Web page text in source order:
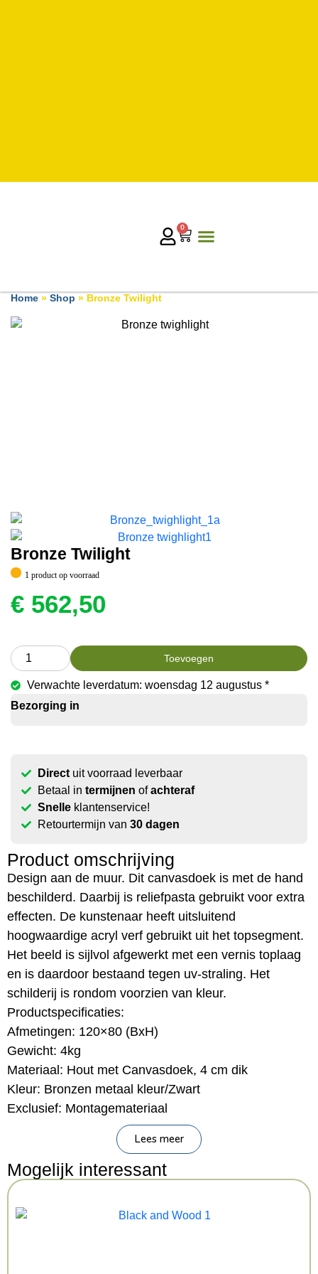
0
Home » Shop » Bronze Twilight
Bronze Twilight
1 product op voorraad
€ 562,50
Toevoegen
Verwachte leverdatum: woensdag 12 augustus *
Bezorging in
Directuit voorraad leverbaar
Betaal in termijnen ofachteraf
Snelleklantenservice!
Retourtermijn van 30 dagen
Product omschrijving
Design aan de muur. Dit canvasdoek is met de hand
beschilderd. Daarbij is reliefpasta gebruikt voor extra
effecten. De kunstenaar heeft uitsluitend
hoogwaardige acryl verf gebruikt uit het topsegment.
Het beeld is sijlvol afgewerkt met een vernis toplaag
en is daardoor bestaand tegen uv-straling. Het
schilderij is rondom voorzien van kleur.
Productspecificaties:
Afmetingen: 120×80 (BxH)
Gewicht: 4kg
Materiaal: Hout met Canvasdoek, 4 cm dik
Kleur: Bronzen metaal kleur/Zwart
Exclusief: Montagemateriaal
Lees meer
Mogelijk interessant